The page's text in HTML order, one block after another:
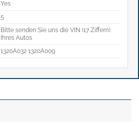
Yes
5
Bitte senden Sie uns die VIN (17 Ziffern)
Ihres Autos
1320A032 1320A009